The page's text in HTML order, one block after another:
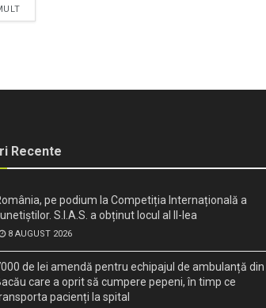
Recente
pe podium la Competiția Internațională a
Lunetiștilor. S.I.A.S. a obținut locul al II-lea
8 AUGUST 2026
de lei amendă pentru echipajul de ambulanță din
care a oprit să cumpere pepeni, în timp ce
pacienți la spital